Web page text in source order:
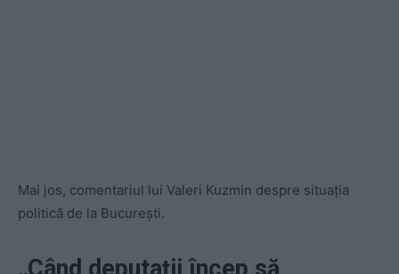
Mai jos, comentariul lui Valeri Kuzmin despre situația
politică de la București.